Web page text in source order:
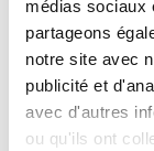
médias sociaux
partageons
notre site avec
publicité et
avec d'autres
ou qu'ils ont
alternatives
complète sans